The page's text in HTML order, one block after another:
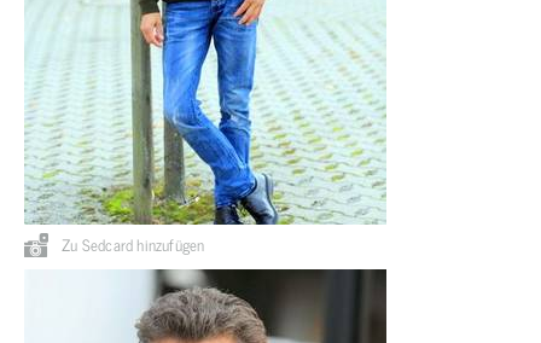
Zu Sedcard hinzufügen